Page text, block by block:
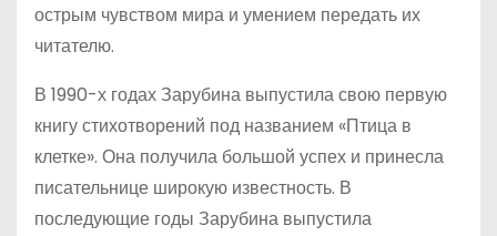
острым чувством мира и умением передать их
читателю.
В 1990-х годах Зарубина выпустила свою первую
книгу стихотворений под названием «Птица в
клетке». Она получила большой успех и принесла
писательнице широкую известность. В
последующие годы Зарубина выпустила